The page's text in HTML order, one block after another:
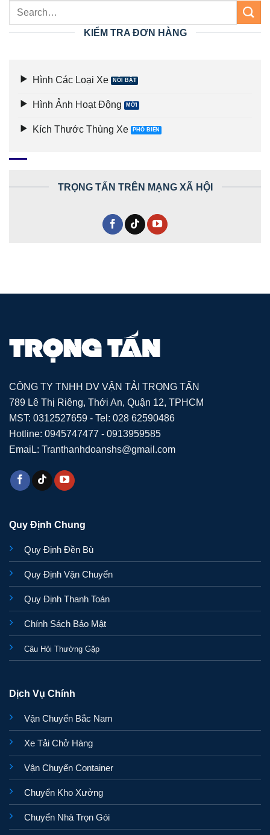
KIỂM TRA ĐƠN HÀNG
Hình Các Loại Xe
Hình Ảnh Hoạt Động
Kích Thước Thùng Xe
TRỌNG TẤN TRÊN MẠNG XÃ HỘI
CÔNG TY TNHH DV VẬN TẢI TRỌNG TẤN
789 Lê Thị Riêng, Thới An, Quận 12, TPHCM
MST: 0312527659 - Tel: 028 62590486
Hotline: 0945747477 - 0913959585
EmaiL: Tranthanhdoanshs@gmail.com
Quy Định Chung
Quy Định Đền Bù
Quy Định Vận Chuyển
Quy Định Thanh Toán
Chính Sách Bảo Mật
Câu Hỏi Thường Gặp
Dịch Vụ Chính
Vận Chuyển Bắc Nam
Xe Tải Chở Hàng
Vận Chuyển Container
Chuyển Kho Xưởng
Chuyển Nhà Trọn Gói